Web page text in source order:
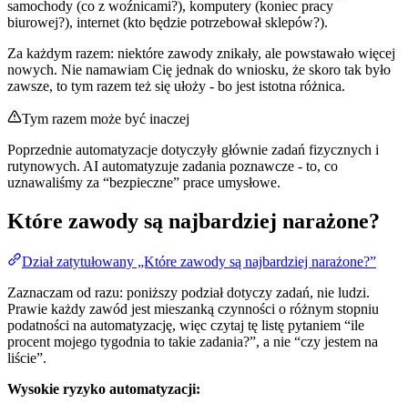
samochody (co z woźnicami?), komputery (koniec pracy
biurowej?), internet (kto będzie potrzebował sklepów?).
Za każdym razem: niektóre zawody znikały, ale powstawało więcej
nowych. Nie namawiam Cię jednak do wniosku, że skoro tak było
zawsze, to tym razem też się ułoży - bo jest istotna różnica.
Tym razem może być inaczej
Poprzednie automatyzacje dotyczyły głównie zadań fizycznych i
rutynowych. AI automatyzuje zadania poznawcze - to, co
uznawaliśmy za “bezpieczne” prace umysłowe.
Które zawody są najbardziej narażone?
Dział zatytułowany „Które zawody są najbardziej narażone?”
Zaznaczam od razu: poniższy podział dotyczy zadań, nie ludzi.
Prawie każdy zawód jest mieszanką czynności o różnym stopniu
podatności na automatyzację, więc czytaj tę listę pytaniem “ile
procent mojego tygodnia to takie zadania?”, a nie “czy jestem na
liście”.
Wysokie ryzyko automatyzacji: